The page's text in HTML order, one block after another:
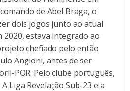
de Abel Braga, o
dois jogos junto ao atual
estava integrado ao
chefiado pelo então
Angioni, antes de ser
POR. Pelo clube português,
Liga Revelação Sub-23 e a